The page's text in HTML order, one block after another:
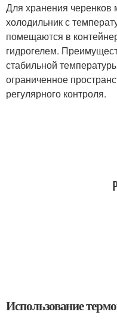
Для хранения черенков
холодильник с
помещаются в
гидрогелем.
стабильной
ограниченное
регулярного контроля.
Использование